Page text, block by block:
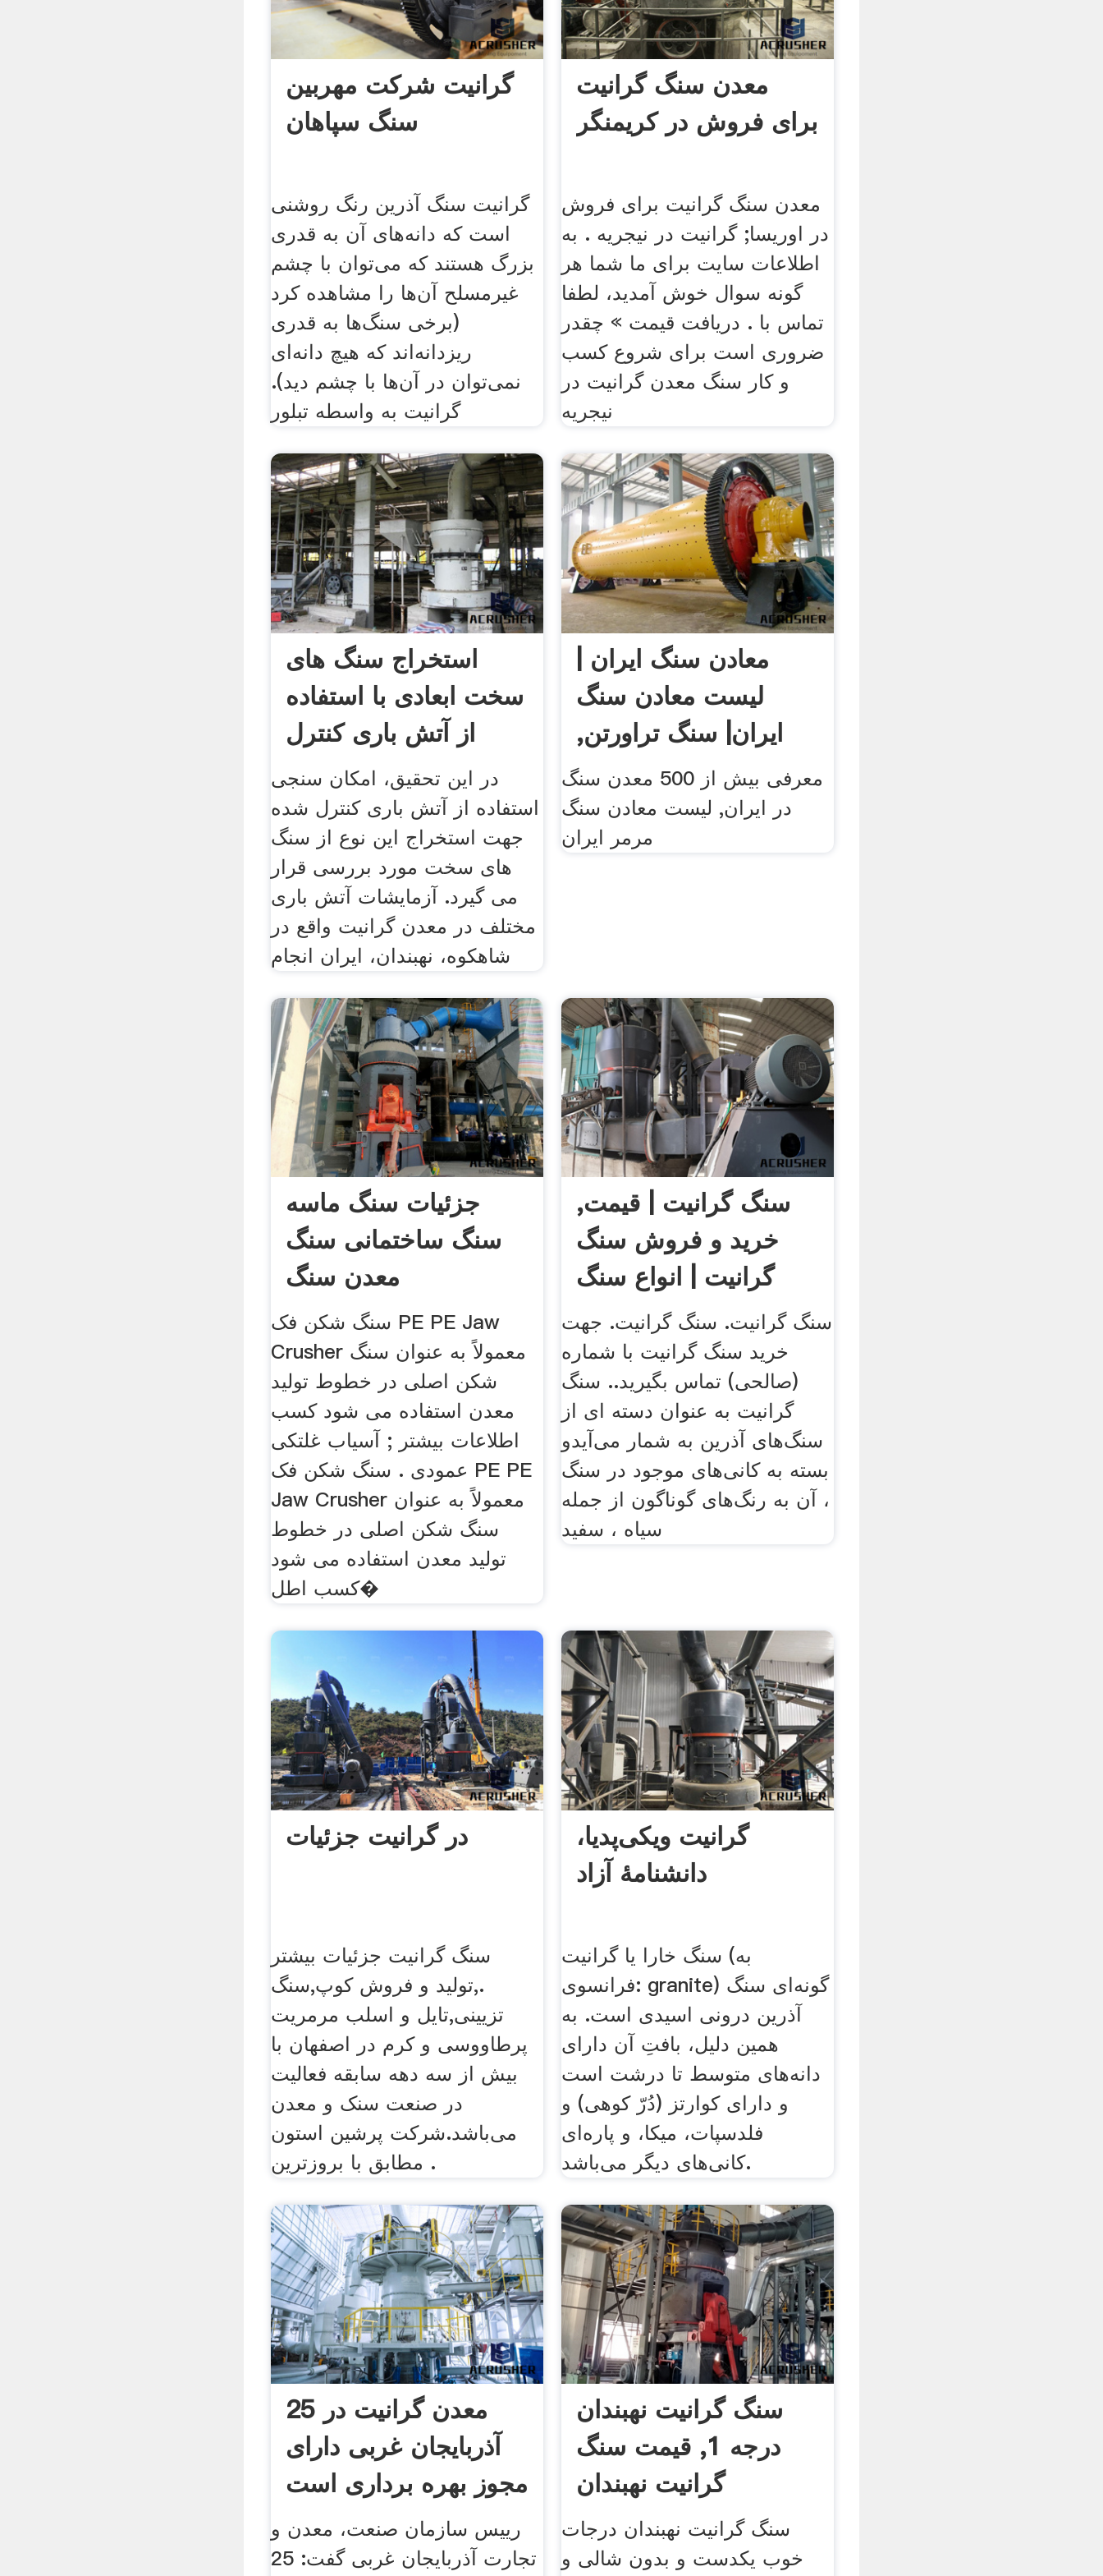
گرانیت شرکت مهربین
سنگ سپاهان
گرانیت سنگ آذرین رنگ روشنی
است که دانه‌های آن به قدری
بزرگ هستند که می‌توان با چشم
غیرمسلح آن‌ها را مشاهده کرد
(برخی سنگ‌ها به قدری
ریزدانه‌اند که هیچ دانه‌ای
نمی‌توان در آن‌ها با چشم دید).
گرانیت به واسطه تبلور
معدن سنگ گرانیت
برای فروش در کریمنگر
معدن سنگ گرانیت برای فروش
در اوریسا; گرانیت در نیجریه . به
اطلاعات سایت برای ما شما هر
گونه سوال خوش آمدید، لطفا
تماس با . دریافت قیمت » چقدر
ضروری است برای شروع کسب
و کار سنگ معدن گرانیت در
نیجریه
استخراج سنگ های
سخت ابعادی با استفاده
از آتش باری کنترل
در این تحقیق، امکان سنجی
استفاده از آتش باری کنترل شده
جهت استخراج این نوع از سنگ
های سخت مورد بررسی قرار
می گیرد. آزمایشات آتش باری
مختلف در معدن گرانیت واقع در
شاهکوه، نهبندان، ایران انجام
معادن سنگ ایران |
لیست معادن سنگ
ایران| سنگ تراورتن,
میهن
معرفی بیش از 500 معدن سنگ
در ایران, لیست معادن سنگ
مرمر ایران
جزئیات سنگ ماسه
سنگ ساختمانی سنگ
معدن سنگ
سنگ شکن فک PE PE Jaw
Crusher معمولاً به عنوان سنگ
شکن اصلی در خطوط تولید
معدن استفاده می شود کسب
اطلاعات بیشتر ; آسیاب غلتکی
عمودی . سنگ شکن فک PE PE
Jaw Crusher معمولاً به عنوان
سنگ شکن اصلی در خطوط
تولید معدن استفاده می شود
کسب اطل�
سنگ گرانیت | قیمت,
خرید و فروش سنگ
گرانیت | انواع سنگ
گرانیت
سنگ گرانیت. سنگ گرانیت. جهت
خرید سنگ گرانیت با شماره
(صالحی) تماس بگیرید.. سنگ
گرانیت به عنوان دسته ای از
سنگ‌های آذرین به شمار می‌آیدو
بسته به کانی‌های موجود در سنگ
، آن به رنگ‌های گوناگون از جمله
سیاه ، سفید
در گرانیت جزئیات
سنگ گرانیت جزئیات بیشتر
.,تولید و فروش کوپ,سنگ
تزیینی,تایل و اسلب مرمریت
پرطاووسی و کرم در اصفهان با
بیش از سه دهه سابقه فعالیت
در صنعت سنک و معدن
می‌باشد.شرکت پرشین استون
مطابق با بروز‌ترین .
گرانیت ویکی‌پدیا،
دانشنامهٔ آزاد
سنگ خارا یا گرانیت (به
فرانسوی: granite) گونه‌ای سنگ
آذرین درونی اسيدی است. به
همین دلیل، بافتِ آن دارای
دانه‌های متوسط تا درشت است
و دارای کوارتز (دُرّ کوهی) و
فلدسپات، میکا، و پاره‌ای
کانی‌های دیگر می‌باشد.
25 معدن گرانیت در
آذربایجان غربی دارای
مجوز بهره برداری است
رییس سازمان صنعت، معدن و
تجارت آذربایجان غربی گفت: 25
سنگ گرانیت نهبندان
درجه 1, قیمت سنگ
گرانیت نهبندان
سنگ گرانیت نهبندان درجات
خوب یکدست و بدون شالی و